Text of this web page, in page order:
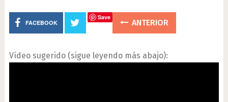
FACEBOOK
Save
ANTERIOR
Vídeo sugerido (sigue leyendo más abajo):